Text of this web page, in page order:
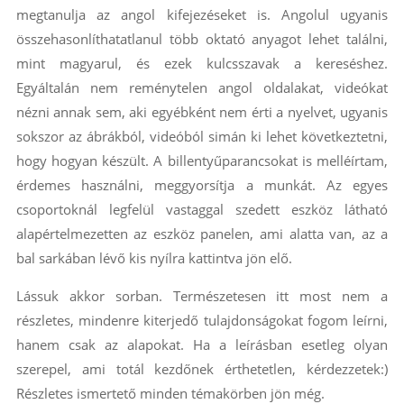
megtanulja az angol kifejezéseket is. Angolul ugyanis
összehasonlíthatatlanul több oktató anyagot lehet találni,
mint magyarul, és ezek kulcsszavak a kereséshez.
Egyáltalán nem reménytelen angol oldalakat, videókat
nézni annak sem, aki egyébként nem érti a nyelvet, ugyanis
sokszor az ábrákból, videóból simán ki lehet következtetni,
hogy hogyan készült. A billentyűparancsokat is melléírtam,
érdemes használni, meggyorsítja a munkát. Az egyes
csoportoknál legfelül vastaggal szedett eszköz látható
alapértelmezetten az eszköz panelen, ami alatta van, az a
bal sarkában lévő kis nyílra kattintva jön elő.
Lássuk akkor sorban. Természetesen itt most nem a
részletes, mindenre kiterjedő tulajdonságokat fogom leírni,
hanem csak az alapokat. Ha a leírásban esetleg olyan
szerepel, ami totál kezdőnek érthetetlen, kérdezzetek:)
Részletes ismertető minden témakörben jön még.